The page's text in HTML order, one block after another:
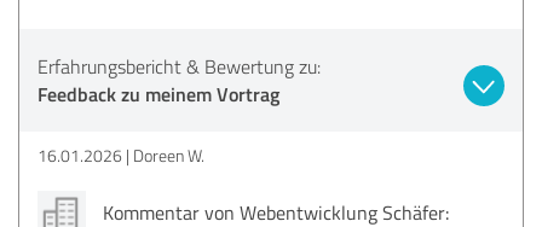
Erfahrungsbericht & Bewertung zu:
Feedback zu meinem Vortrag
16.01.2026 Doreen W.
Kommentar von Webentwicklung Schäfer: